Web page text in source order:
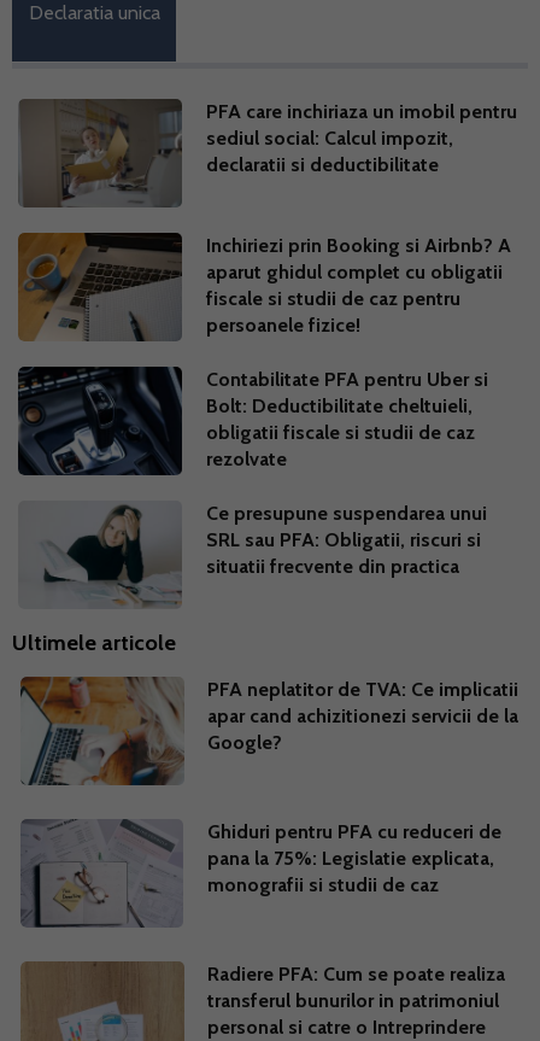
Declaratia unica
PFA care inchiriaza un imobil pentru
sediul social: Calcul impozit,
declaratii si deductibilitate
Inchiriezi prin Booking si Airbnb? A
aparut ghidul complet cu obligatii
fiscale si studii de caz pentru
persoanele fizice!
Contabilitate PFA pentru Uber si
Bolt: Deductibilitate cheltuieli,
obligatii fiscale si studii de caz
rezolvate
Ce presupune suspendarea unui
SRL sau PFA: Obligatii, riscuri si
situatii frecvente din practica
Ultimele articole
PFA neplatitor de TVA: Ce implicatii
apar cand achizitionezi servicii de la
Google?
Ghiduri pentru PFA cu reduceri de
pana la 75%: Legislatie explicata,
monografii si studii de caz
Radiere PFA: Cum se poate realiza
transferul bunurilor in patrimoniul
personal si catre o Intreprindere